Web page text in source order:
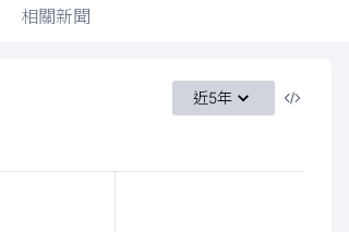
相關新聞
近5年